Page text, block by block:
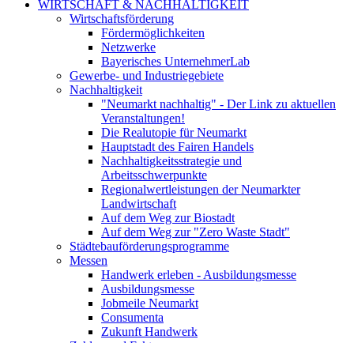
WIRTSCHAFT & NACHHALTIGKEIT
Wirtschaftsförderung
Fördermöglichkeiten
Netzwerke
Bayerisches UnternehmerLab
Gewerbe- und Industriegebiete
Nachhaltigkeit
"Neumarkt nachhaltig" - Der Link zu aktuellen
Veranstaltungen!
Die Realutopie für Neumarkt
Hauptstadt des Fairen Handels
Nachhaltigkeitsstrategie und
Arbeitsschwerpunkte
Regionalwertleistungen der Neumarkter
Landwirtschaft
Auf dem Weg zur Biostadt
Auf dem Weg zur "Zero Waste Stadt"
Städtebauförderungsprogramme
Messen
Handwerk erleben - Ausbildungsmesse
Ausbildungsmesse
Jobmeile Neumarkt
Consumenta
Zukunft Handwerk